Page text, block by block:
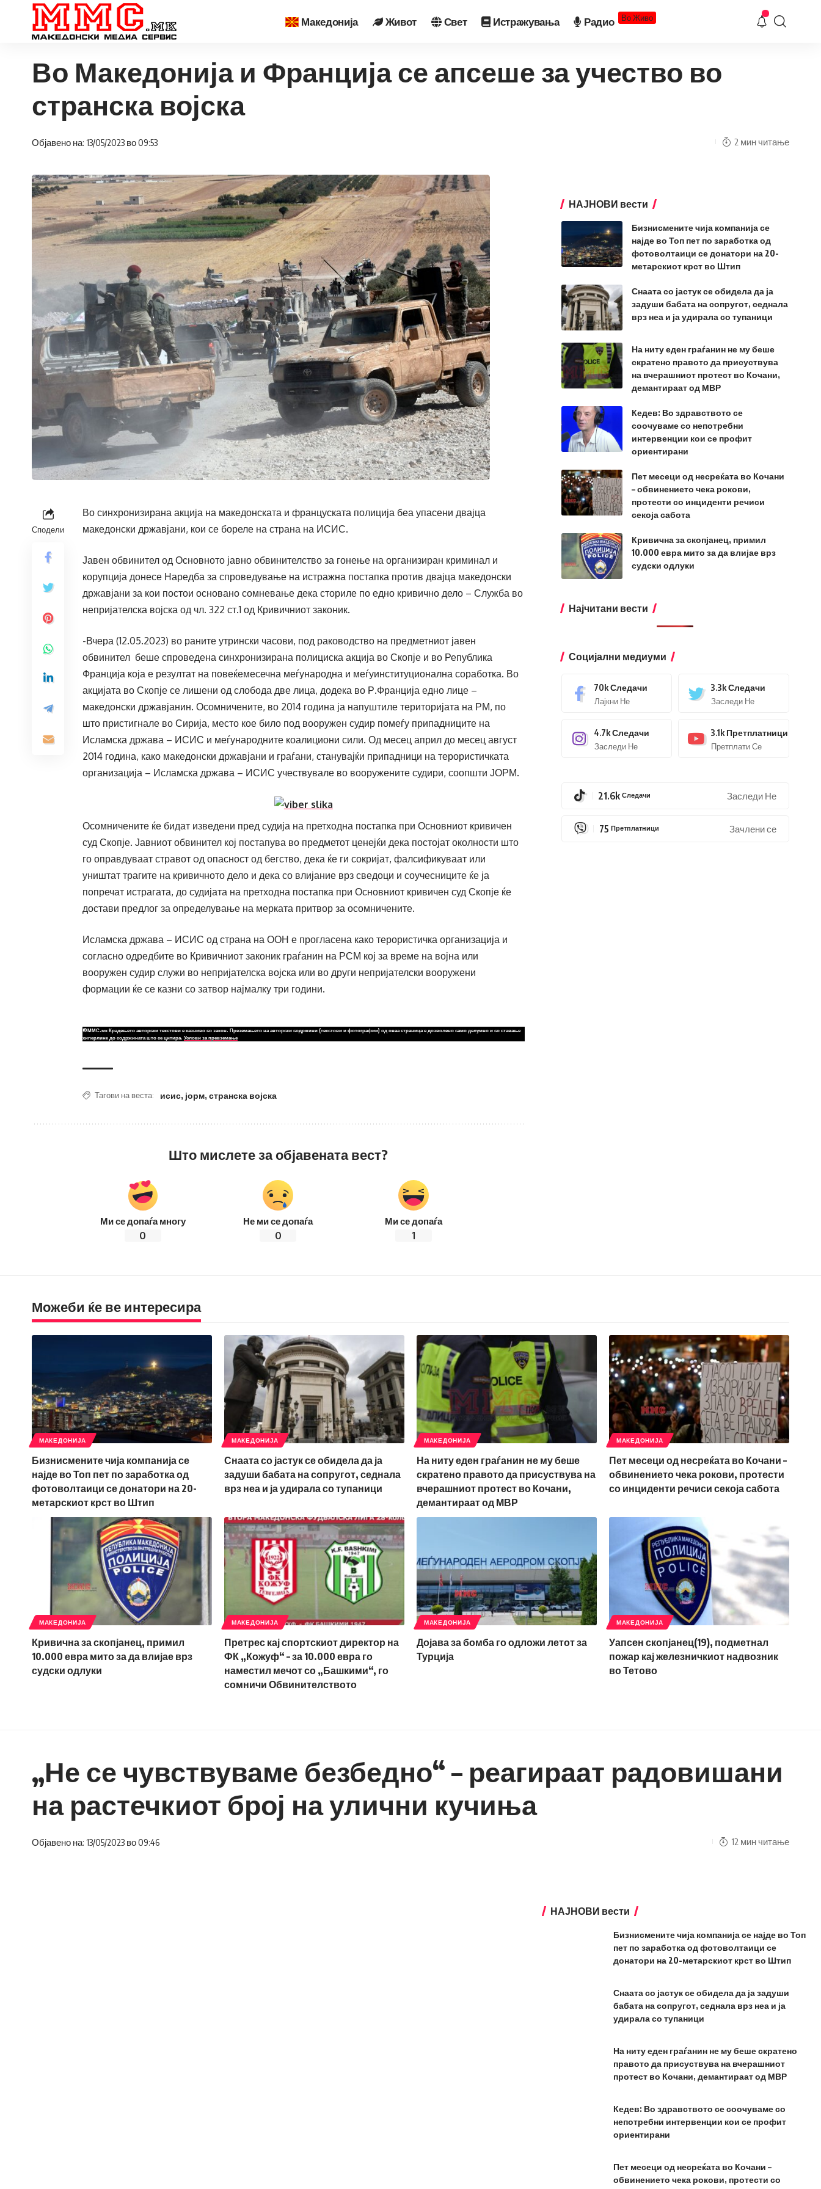
Македонија Живот Свет Истражувања Радио Во Живо
Во Македонија и Франција се апсеше за учество во
странска војска
Објавено на: 13/05/2023 во 09:53 2 мин читање
Сподели
Во синхронизирана акција на македонската и француската полиција беа упасени двајца
македонски државјани, кои се бореле на страна на ИСИС.
Јавен обвинител од Основното јавно обвинителство за гонење на организиран криминал и
корупција донесе Наредба за спроведување на истражна постапка против двајца македонски
државјани за кои постои основано сомневање дека сториле по едно кривично дело – Служба во
непријателска војска од чл. 322 ст.1 од Кривичниот законик.
-Вчера (12.05.2023) во раните утрински часови, под раководство на предметниот јавен
обвинител беше спроведена синхронизирана полициска акција во Скопје и во Република
Франција која е резултат на повеќемесечна меѓународна и меѓуинституционална соработка. Во
акцијата во Скопје се лишени од слобода две лица, додека во Р.Франција едно лице –
македонски државјанин. Осомничените, во 2014 година ја напуштиле територијата на РМ, по
што пристигнале во Сирија, место кое било под вооружен судир помеѓу припадниците на
Исламска држава – ИСИС и меѓународните коалициони сили. Од месец април до месец август
2014 година, како македонски државјани и граѓани, станувајќи припадници на терористичката
организација – Исламска држава – ИСИС учествувале во вооружените судири, соопшти ЈОРМ.
Осомничените ќе бидат изведени пред судија на претходна постапка при Основниот кривичен
суд Скопје. Јавниот обвинител кој постапува во предметот ценејќи дека постојат околности што
го оправдуваат стравот oд опасност од бегство, дека ќе ги сокријат, фалсификуваат или
уништат трагите на кривичното дело и дека со влијание врз сведоци и соучесниците ќе ја
попречат истрагата, до судијата на претходна постапка при Основниот кривичен суд Скопје ќе
достави предлог за определување на мерката притвор за осомничените.
Исламска држава – ИСИС од страна на ООН е прогласена како терористичка организација и
согласно одредбите во Кривичниот законик граѓанин на РСМ кој за време на војна или
вооружен судир служи во непријателска војска или во други непријателски вооружени
формации ќе се казни со затвор најмалку три години.​
©ММС.мк Крадењето авторски текстови е казниво со закон. Преземањето на авторски содржини (текстови и фотографии) од оваа страница е дозволено само делумно и со ставање
хиперлинк до содржината што се цитира. Услови за превземање
Тагови на веста: исис, јорм, странска војска
Што мислете за објавената вест?
Ми се допаѓа многу
0
Не ми се допаѓа
0
Ми се допаѓа
1
НАЈНОВИ вести
Бизнисмените чија компанија се
најде во Топ пет по заработка од
фотоволтаици се донатори на 20-
метарскиот крст во Штип
Снаата со јастук се обидела да ја
задуши бабата на сопругот, седнала
врз неа и ја удирала со тупаници
На ниту еден граѓанин не му беше
скратено правото да присуствува
на вчерашниот протест во Кочани,
демантираат од МВР
Кедев: Во здравството се
соочуваме со непотребни
интервенции кои се профит
ориентирани
Пет месеци од несреќата во Кочани
– обвинението чека рокови,
протести со инциденти речиси
секоја сабота
Кривична за скопјанец, примил
10.000 евра мито за да влијае врз
судски одлуки
Најчитани вести
Социјални медиуми
70kСледачи
Лајкни Не
3.3kСледачи
Заследи Не
4.7kСледачи
Заследи Не
3.1k Претплатници
Претплати Се
21.6k Следачи Заследи Не
75 Претплатници Зачлени се
Можеби ќе ве интересира
МАКЕДОНИЈА
Бизнисмените чија компанија се
најде во Топ пет по заработка од
фотоволтаици се донатори на 20-
метарскиот крст во Штип
МАКЕДОНИЈА
Снаата со јастук се обидела да ја
задуши бабата на сопругот, седнала
врз неа и ја удирала со тупаници
МАКЕДОНИЈА
На ниту еден граѓанин не му беше
скратено правото да присуствува на
вчерашниот протест во Кочани,
демантираат од МВР
МАКЕДОНИЈА
Пет месеци од несреќата во Кочани –
обвинението чека рокови, протести
со инциденти речиси секоја сабота
МАКЕДОНИЈА
Кривична за скопјанец, примил
10.000 евра мито за да влијае врз
судски одлуки
МАКЕДОНИЈА
Претрес кај спортскиот директор на
ФК „Кожуф“ – за 10.000 евра го
наместил мечот со „Башкими“, го
сомничи Обвинителството
МАКЕДОНИЈА
Дојава за бомба го одложи летот за
Турција
МАКЕДОНИЈА
Уапсен скопјанец(19), подметнал
пожар кај железничкиот надвозник
во Тетово
„Не се чувствуваме безбедно“ – реагираат радовишани
на растечкиот број на улични кучиња
Објавено на: 13/05/2023 во 09:46 12 мин читање
НАЈНОВИ вести
Бизнисмените чија компанија се најде во Топ
пет по заработка од фотоволтаици се
донатори на 20-метарскиот крст во Штип
Снаата со јастук се обидела да ја задуши
бабата на сопругот, седнала врз неа и ја
удирала со тупаници
На ниту еден граѓанин не му беше скратено
правото да присуствува на вчерашниот
протест во Кочани, демантираат од МВР
Кедев: Во здравството се соочуваме со
непотребни интервенции кои се профит
ориентирани
Пет месеци од несреќата во Кочани –
обвинението чека рокови, протести со